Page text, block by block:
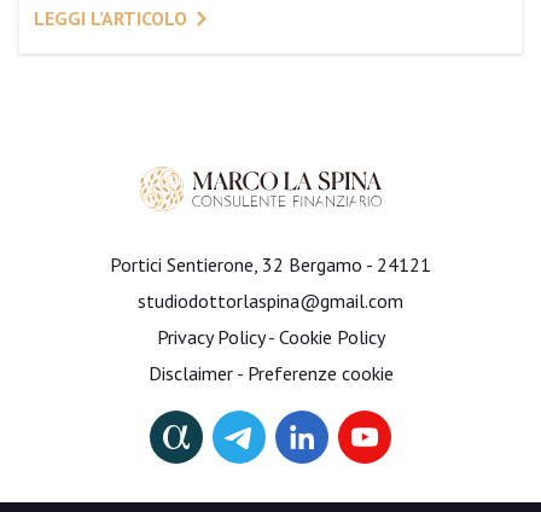
LEGGI L’ARTICOLO
Portici Sentierone, 32 Bergamo - 24121
studiodottorlaspina@gmail.com
Privacy Policy- Cookie Policy
Disclaimer- Preferenze cookie